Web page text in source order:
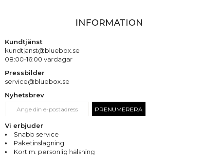
INFORMATION
Kundtjänst
kundtjanst@bluebox.se
08:00-16:00 vardagar
Pressbilder
service@bluebox.se
Nyhetsbrev
PRENUMERERA
Vi erbjuder
Snabb service
Paketinslagning
Kort m. personlig hälsning